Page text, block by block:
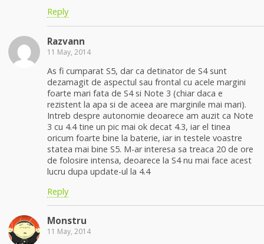
Reply
Razvann
11 May, 2014
As fi cumparat S5, dar ca detinator de S4 sunt
dezamagit de aspectul sau frontal cu acele margini
foarte mari fata de S4 si Note 3 (chiar daca e
rezistent la apa si de aceea are marginile mai mari).
Intreb despre autonomie deoarece am auzit ca Note
3 cu 4.4 tine un pic mai ok decat 4.3, iar el tinea
oricum foarte bine la baterie, iar in testele voastre
statea mai bine S5. M-ar interesa sa treaca 20 de ore
de folosire intensa, deoarece la S4 nu mai face acest
lucru dupa update-ul la 4.4
Reply
Monstru
11 May, 2014